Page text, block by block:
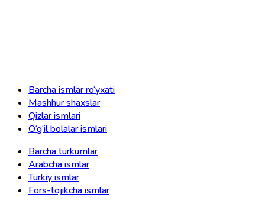
Barcha ismlar ro‘yxati
Mashhur shaxslar
Qizlar ismlari
O‘g‘il bolalar ismlari
Barcha turkumlar
Arabcha ismlar
Turkiy ismlar
Fors-tojikcha ismlar